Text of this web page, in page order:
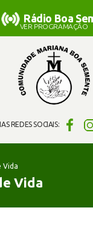
REDES SOCIAIS:
Rádio Boa
Rádio Boa
VER PROGRAMAÇÃO
Vida
Vida